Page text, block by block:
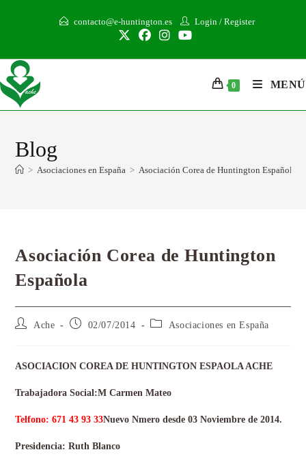
contacto@e-huntington.es Login / Register
0 MENÚ
Blog
> Asociaciones en España > Asociación Corea de Huntington Española
Asociación Corea de Huntington
Española
Ache 02/07/2014 Asociaciones en España
ASOCIACION COREA DE HUNTINGTON ESPAOLA ACHE
Trabajadora Social:M Carmen Mateo
Telfono: 671 43 93 33Nuevo Nmero desde 03 Noviembre de 2014.
Presidencia: Ruth Blanco